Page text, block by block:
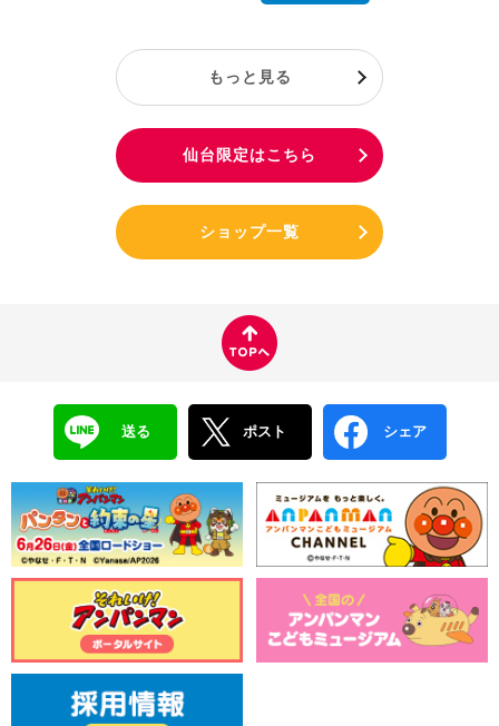
もっと見る
仙台限定はこちら
ショップ一覧
送る ポスト シェア